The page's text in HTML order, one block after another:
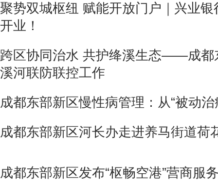
聚势双城枢纽 赋能开放门户｜兴业
开业！
跨区协同治水 共护绛溪生态——成都
溪河联防联控工作
成都东部新区慢性病管理：从“被动治
成都东部新区河长办走进养马街道荷
成都东部新区发布“枢畅空港”营商服